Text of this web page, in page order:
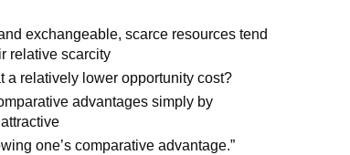
exchangeable, scarce resources tend
relative scarcity
a relatively lower opportunity cost?
advantages simply by
one’s comparative advantage.”